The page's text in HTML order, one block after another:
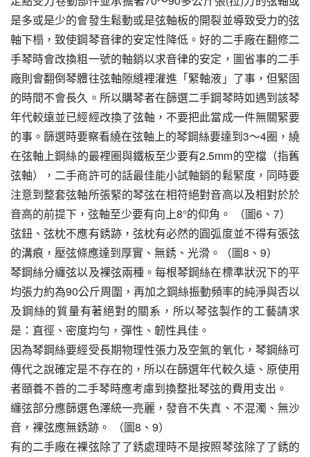
是多或是少的會發生鬆動或是弦軸板的開裂並導致受力的弦
軸下榻，致使鋼琴音律的安定性降低。好的二手廠在翻修二
手琴時會改換粗一號的軸銷以求音律的安定，圖省事的二手
廠則會翻倒琴體往弦軸隙縫裡灌進「緊軸液」了事，但緊固
的時間不會長久。所以購琴者在篩選二手鋼琴時如遇到該琴
年代較遠並已經經改換了弦軸，不要把此當成一件無關緊要
的事。篩選時要察看繞在弦軸上的琴鋼絲要達到3～4圈，繞
在弦軸上鋼絲的最裡圈與鐵板至少要有2.5mm的空檔（指舊
弦軸），二手商許可的話最佳能小試軸銷的鬆緊度，同時要
注意到整套弦軸所張緊的琴弦在相符絕對音高以及相對於於
音高的前提下，弦軸至少要有向上8°的仰角。 （圖6、7）
弦鈕、弦枕不應有銹跡，弦枕有必然的圓弧度並不得有張弦
的溝痕，壓弦條應達到厚實、無銹、光滑。（圖8、9）
琴鋼絲分纏弦以及裸弦兩種。每根琴鋼絲在標準狀況下的平
均張力約為90公斤周圍，再加之鋼絲振動頻率的純淨與否以
及鋼絲的質量有著絕對的關系，所以琴弦製作的工藝請求
是：直徑、密度均勻，彈性、韌性具佳。
因為琴鋼絲要經受長期物理性張力及空氣的氧化，琴鋼絲可
傳代之說確定是不存在的，所以在篩選年代較久遠、原使用
者頤養不善的二手琴時應考慮到換整批琴弦的費用支出。
纏弦部分應篩選色澤統一亮麗，發音不失真、不混濁、無沙
音，裸弦應無銹跡。 （圖8、9）
有的二手廠在裸弦除了了銹處理時不是按照琴弦除了了銹的